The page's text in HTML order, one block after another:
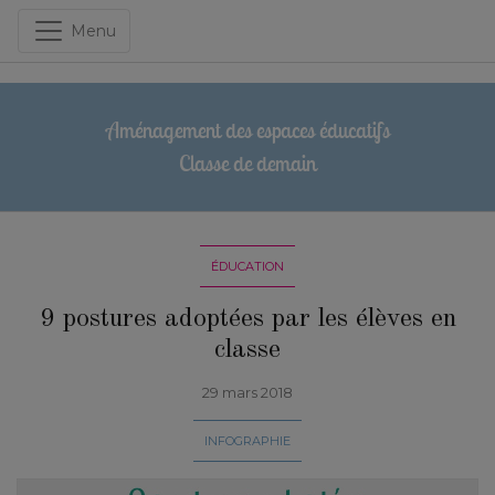
Menu
Aménagement des espaces éducatifs
Classe de demain
ÉDUCATION
9 postures adoptées par les élèves en
classe
29 mars 2018
INFOGRAPHIE